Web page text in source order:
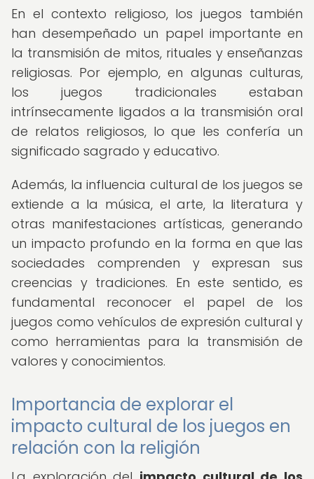
En el contexto religioso, los juegos también
han desempeñado un papel importante en
la transmisión de mitos, rituales y enseñanzas
religiosas. Por ejemplo, en algunas culturas,
los juegos tradicionales estaban
intrínsecamente ligados a la transmisión oral
de relatos religiosos, lo que les confería un
significado sagrado y educativo.
Además, la influencia cultural de los juegos se
extiende a la música, el arte, la literatura y
otras manifestaciones artísticas, generando
un impacto profundo en la forma en que las
sociedades comprenden y expresan sus
creencias y tradiciones. En este sentido, es
fundamental reconocer el papel de los
juegos como vehículos de expresión cultural y
como herramientas para la transmisión de
valores y conocimientos.
Importancia de explorar el
impacto cultural de los juegos en
relación con la religión